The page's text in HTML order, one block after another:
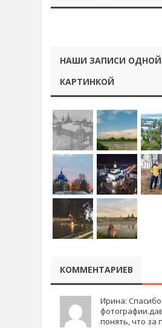
НАШИ ЗАПИСИ ОДНОЙ
КАРТИНКОЙ
КОММЕНТАРИЕВ
Ирина:
понять, что за